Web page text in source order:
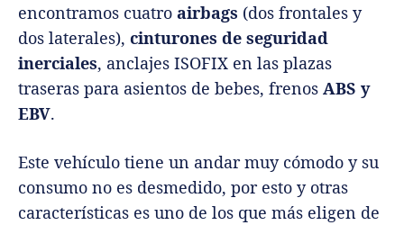
encontramos cuatro airbags (dos frontales y
dos laterales), cinturones de seguridad
inerciales, anclajes ISOFIX en las plazas
traseras para asientos de bebes, frenos ABS y
EBV.
Este vehículo tiene un andar muy cómodo y su
consumo no es desmedido, por esto y otras
características es uno de los que más eligen de